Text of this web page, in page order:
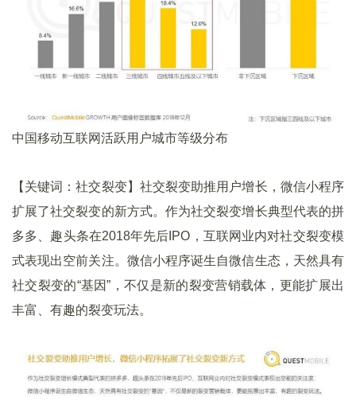
中国移动互联网活跃用户城市等级分布
【关键词：社交裂变】社交裂变助推用户增长，微信小程序
扩展了社交裂变的新方式。作为社交裂变增长典型代表的拼
多多、趣头条在2018年先后IPO，互联网业内对社交裂变模
式表现出空前关注。微信小程序诞生自微信生态，天然具有
社交裂变的“基因”，不仅是新的裂变营销载体，更能扩展出
丰富、有趣的裂变玩法。